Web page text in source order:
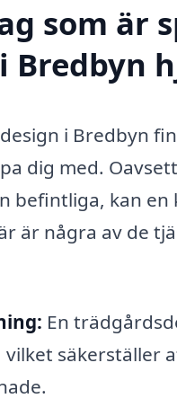
som är
Bredbyn
i Bredbyn
dig med.
befintliga, kan
är några av de
En
säkerställer